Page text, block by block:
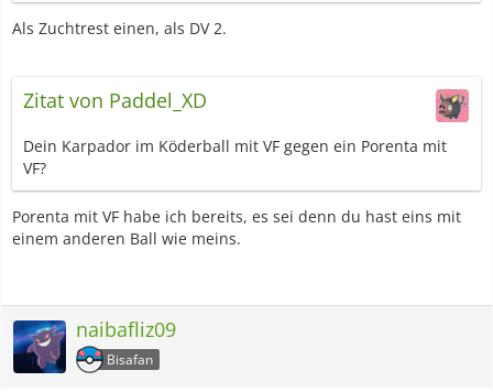
Als Zuchtrest einen, als DV 2.
Zitat von Paddel_XD
Dein Karpador im Köderball mit VF gegen ein Porenta mit
VF?
Porenta mit VF habe ich bereits, es sei denn du hast eins mit
einem anderen Ball wie meins.
naibafliz09
Bisafan